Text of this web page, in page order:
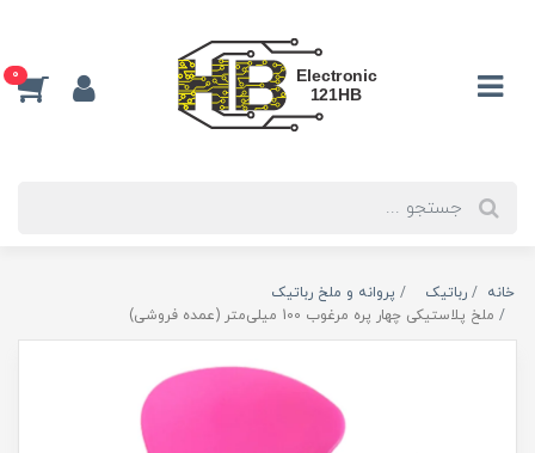
0
خانه رباتیک
پروانه و ملخ رباتیک
ملخ پلاستیکی چهار پره مرغوب 100 میلی‌متر (عمده فروشی)